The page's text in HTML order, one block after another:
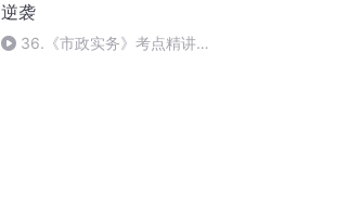
逆袭
36.《市政实务》考点精讲第